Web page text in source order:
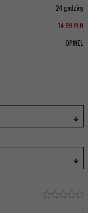
24 godziny
14.99 PLN
OPINEL